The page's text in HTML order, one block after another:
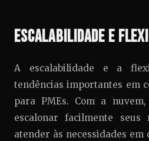
Escalabilidade e
A escalabilidade e a
tendências importantes em
para PMEs. Com a
escalonar facilmente
atender às necessidades em